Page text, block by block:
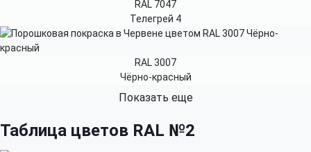
RAL 7047
Телегрей 4
RAL 3007
Чёрно-красный
Показать еще
Таблица цветов RAL №2